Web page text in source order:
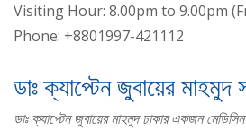
Visiting Hour: 8.00pm to 9.00pm
Phone: +8801997-421112
ডাঃ ক্যাপ্টেন জুবায়ের মাহমুদ
ডাঃ ক্যাপ্টেন জুবায়ের মাহমুদ ঢাকার একজন মেডিসিন